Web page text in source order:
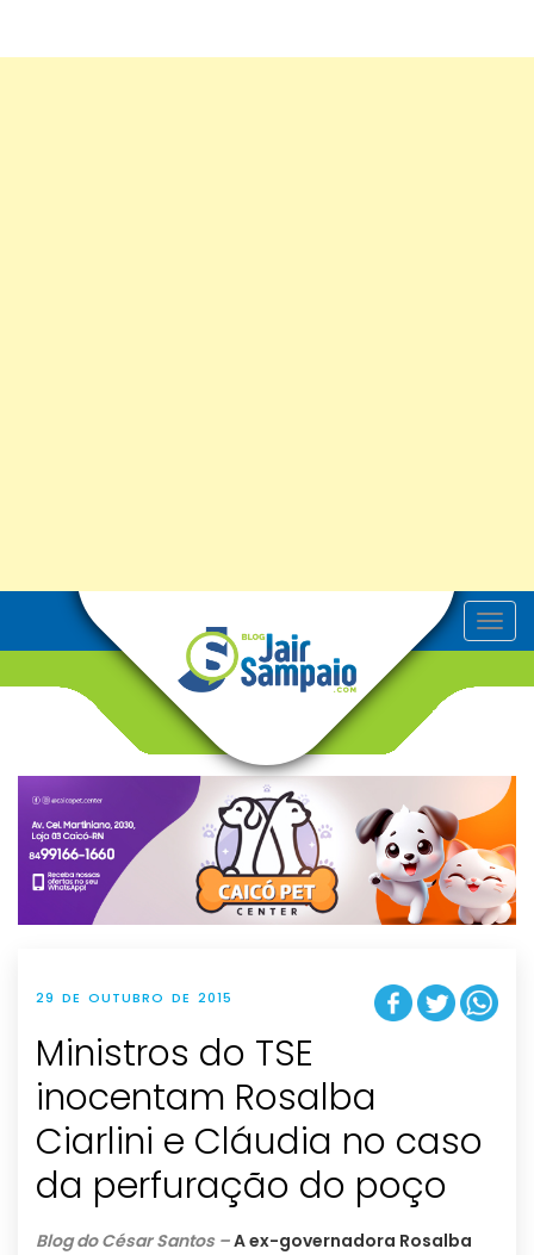
T
o
v
g
t
i
o
n
29 DE OUTUBRO DE 2015
Ministros do TSE
inocentam Rosalba
Ciarlini e Cláudia no caso
da perfuração do poço
Blog do César Santos –A ex-governadora Rosalba